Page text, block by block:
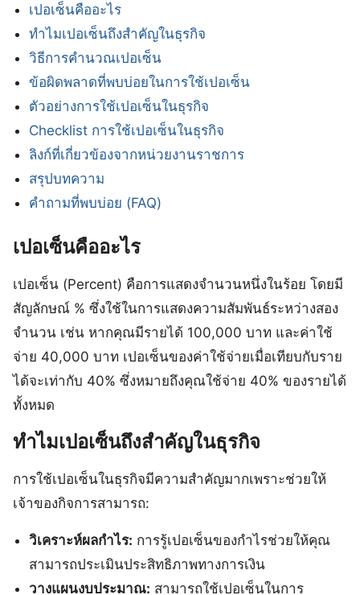
เปอเซ็นคืออะไร
ทำไมเปอเซ็นถึงสำคัญในธุรกิจ
วิธีการคำนวณเปอเซ็น
ข้อผิดพลาดที่พบบ่อยในการใช้เปอเซ็น
ตัวอย่างการใช้เปอเซ็นในธุรกิจ
Checklist การใช้เปอเซ็นในธุรกิจ
ลิงก์ที่เกี่ยวข้องจากหน่วยงานราชการ
สรุปบทความ
คำถามที่พบบ่อย (FAQ)
เปอเซ็นคืออะไร
เปอเซ็น (Percent) คือการแสดงจำนวนหนึ่งในร้อย โดยมี
สัญลักษณ์ % ซึ่งใช้ในการแสดงความสัมพันธ์ระหว่างสอง
จำนวน เช่น หากคุณมีรายได้ 100,000 บาท และค่าใช้
จ่าย 40,000 บาท เปอเซ็นของค่าใช้จ่ายเมื่อเทียบกับราย
ได้จะเท่ากับ 40% ซึ่งหมายถึงคุณใช้จ่าย 40% ของรายได้
ทั้งหมด
ทำไมเปอเซ็นถึงสำคัญในธุรกิจ
การใช้เปอเซ็นในธุรกิจมีความสำคัญมากเพราะช่วยให้
เจ้าของกิจการสามารถ:
วิเคราะห์ผลกำไร: การรู้เปอเซ็นของกำไรช่วยให้คุณ
สามารถประเมินประสิทธิภาพทางการเงิน
วางแผนงบประมาณ: สามารถใช้เปอเซ็นในการ